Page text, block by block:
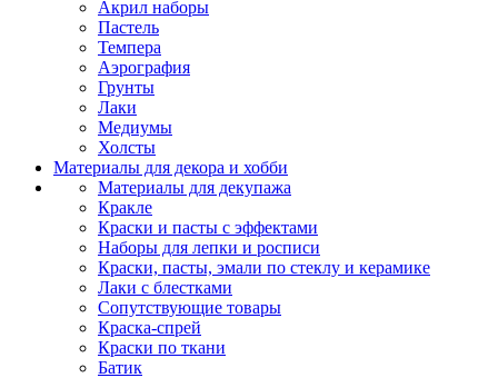
Акрил наборы
Пастель
Темпера
Аэрография
Грунты
Лаки
Медиумы
Холсты
Материалы для декора и хобби
Материалы для декупажа
Кракле
Краски и пасты с эффектами
Наборы для лепки и росписи
Краски, пасты, эмали по стеклу и керамике
Лаки с блестками
Сопутствующие товары
Краска-спрей
Краски по ткани
Батик